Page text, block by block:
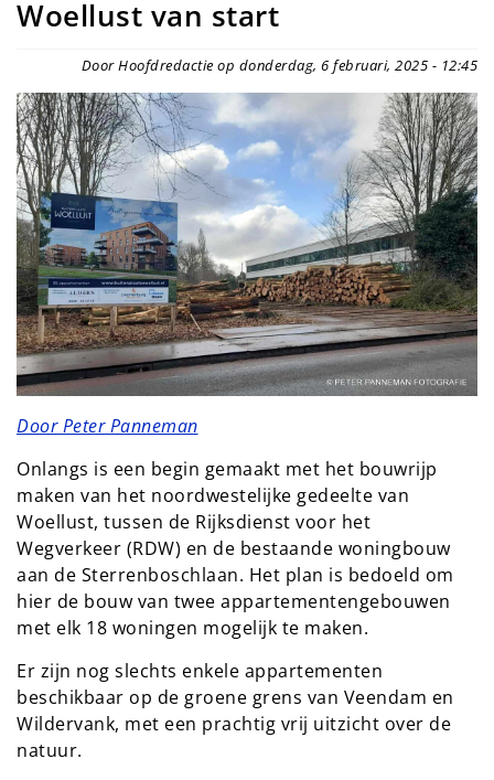
Woellust van start
Door Hoofdredactie op donderdag, 6 februari, 2025 - 12:45
Door Peter Panneman
Onlangs is een begin gemaakt met het bouwrijp
maken van het noordwestelijke gedeelte van
Woellust, tussen de Rijksdienst voor het
Wegverkeer (RDW) en de bestaande woningbouw
aan de Sterrenboschlaan. Het plan is bedoeld om
hier de bouw van twee appartementengebouwen
met elk 18 woningen mogelijk te maken.
Er zijn nog slechts enkele appartementen
beschikbaar op de groene grens van Veendam en
Wildervank, met een prachtig vrij uitzicht over de
natuur.